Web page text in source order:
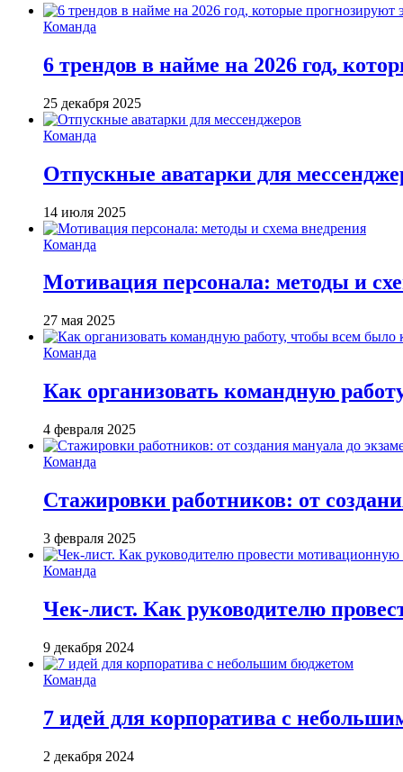
Команда
6 трендов в найме на 2026 год,
25 декабря 2025
Команда
Отпускные аватарки для
14 июля 2025
Команда
Мотивация персонала: методы и
27 мая 2025
Команда
Как организовать командную
4 февраля 2025
Команда
Стажировки работников: от
3 февраля 2025
Команда
Чек-лист. Как руководителю
9 декабря 2024
Команда
7 идей для корпоратива с
2 декабря 2024